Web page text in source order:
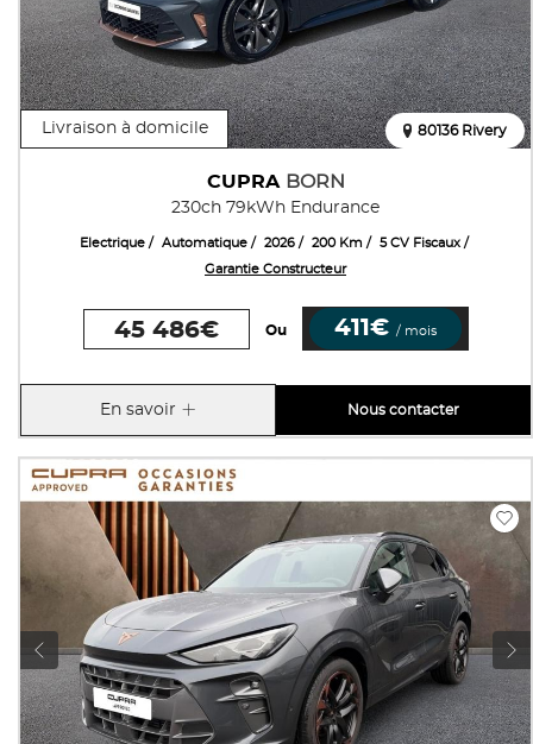
Livraison à domicile
CUPRA BORN
230ch 79kWh Endurance
80136 Rivery
Electrique Automatique 2026 200 Km
5 CV Fiscaux
Garantie Constructeur
45 486€ Ou 411€ / mois
En savoir Nous contacter